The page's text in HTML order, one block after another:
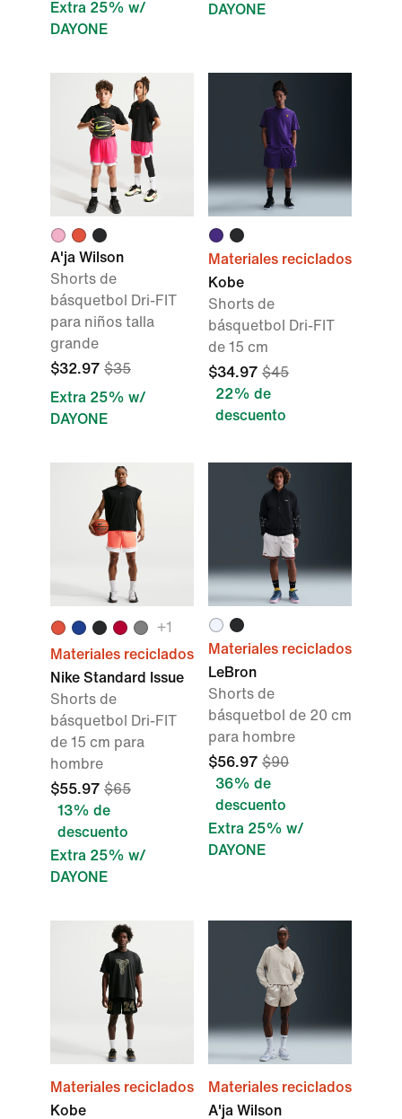
Extra 25% w/
DAYONE
DAYONE
A'ja Wilson
Shorts de
básquetbol Dri-FIT
para niños talla
grande
$32.97 $35
Extra 25% w/
DAYONE
Materiales reciclados
Kobe
Shorts de
básquetbol Dri-FIT
de 15 cm
$34.97 $45
22% de
descuento
+1
Materiales reciclados
Nike Standard Issue
Shorts de
básquetbol Dri-FIT
de 15 cm para
hombre
$55.97 $65
13% de
descuento
Extra 25% w/
DAYONE
Materiales reciclados
LeBron
Shorts de
básquetbol de 20 cm
para hombre
$56.97 $90
36% de
descuento
Extra 25% w/
DAYONE
Materiales reciclados
Kobe
Materiales reciclados
A'ja Wilson